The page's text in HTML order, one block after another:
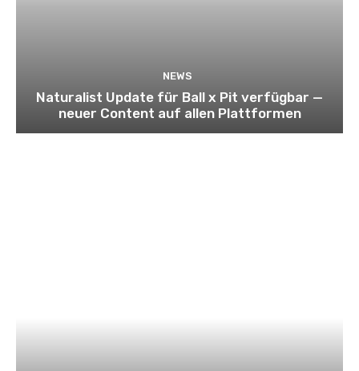
NEWS
Naturalist Update für Ball x Pit verfügbar —
neuer Content auf allen Plattformen